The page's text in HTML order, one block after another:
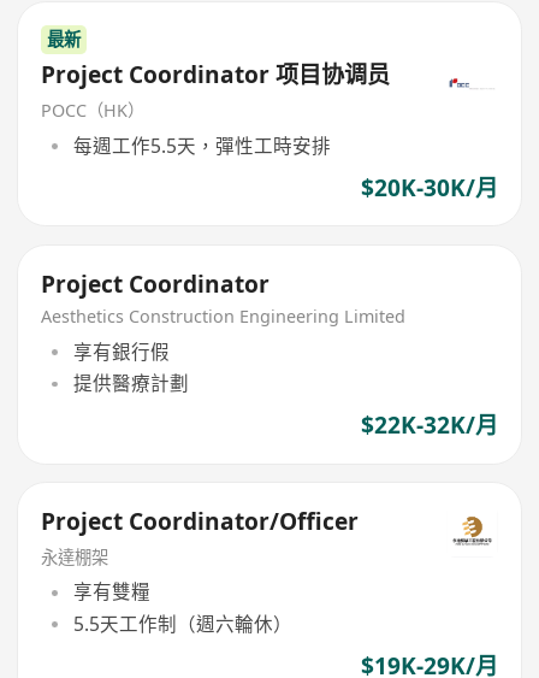
最新
Project Coordinator 项目协调员
POCC（HK）
每週工作5.5天，彈性工時安排
$20K-30K/月
Project Coordinator
Aesthetics Construction Engineering Limited
享有銀行假
提供醫療計劃
$22K-32K/月
Project Coordinator/Officer
永達棚架
享有雙糧
5.5天工作制（週六輪休）
$19K-29K/月